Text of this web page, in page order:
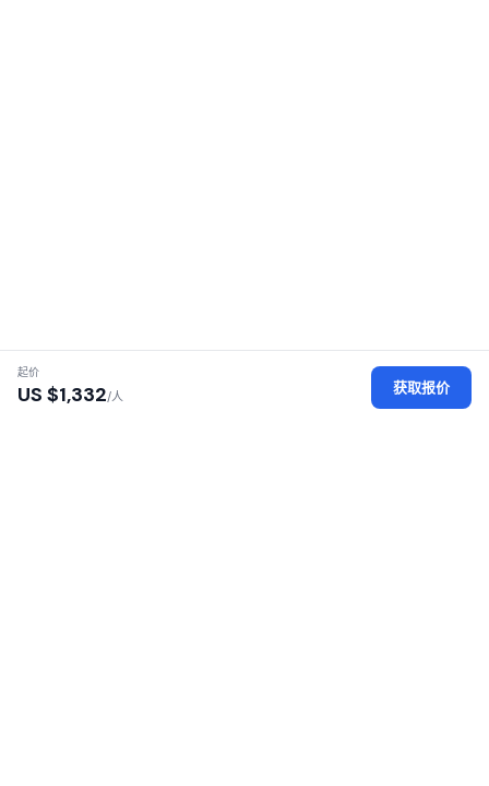
起价
US $1,332/人
获取报价